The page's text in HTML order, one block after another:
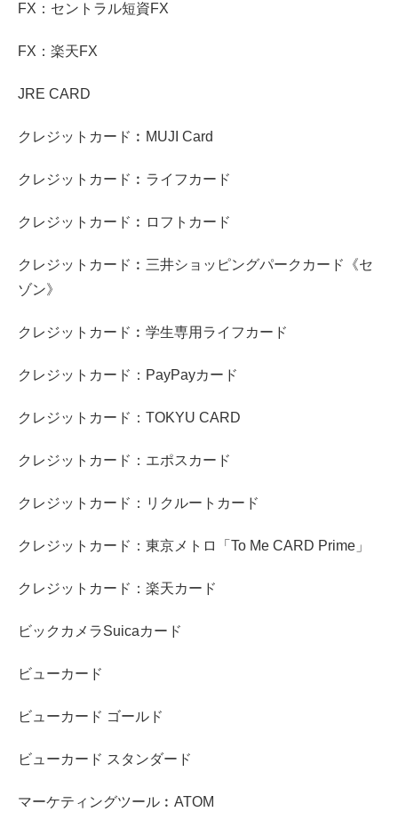
FX：セントラル短資FX
FX：楽天FX
JRE CARD
クレジットカード︰MUJI Card
クレジットカード︰ライフカード
クレジットカード︰ロフトカード
クレジットカード︰三井ショッピングパークカード《セ
ゾン》
クレジットカード︰学生専用ライフカード
クレジットカード：PayPayカード
クレジットカード：TOKYU CARD
クレジットカード：エポスカード
クレジットカード：リクルートカード
クレジットカード：東京メトロ「To Me CARD Prime」
クレジットカード：楽天カード
ビックカメラSuicaカード
ビューカード
ビューカード ゴールド
ビューカード スタンダード
マーケティングツール︰ATOM